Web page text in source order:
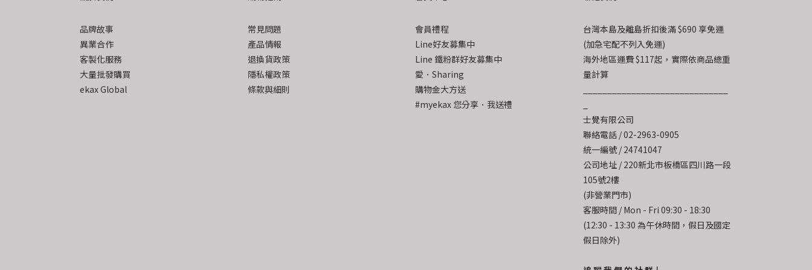
品牌故事
異業合作
客製化服務
大量批發購買
ekax Global
常見問題
產品情報
退換貨政策
隱私權政策
條款與細則
會員禮程
Line好友募集中
Line 鐵粉群好友募集中
愛．Sharing
購物金大方送
#myekax 您分享．我送禮
台灣本島及離島折扣後滿 $690 享免運
(加急宅配不列入免運)
海外地區運費 $117起，實際依商品總重
量計算
士覺有限公司
聯絡電話 / 02-2963-0905
統一編號 / 24741047
公司地址 / 220新北市板橋區四川路一段
105號2樓
(非營業門市)
客服時間 / Mon - Fri 09:30 - 18:30
(12:30 - 13:30 為午休時間，假日及國定
假日除外)